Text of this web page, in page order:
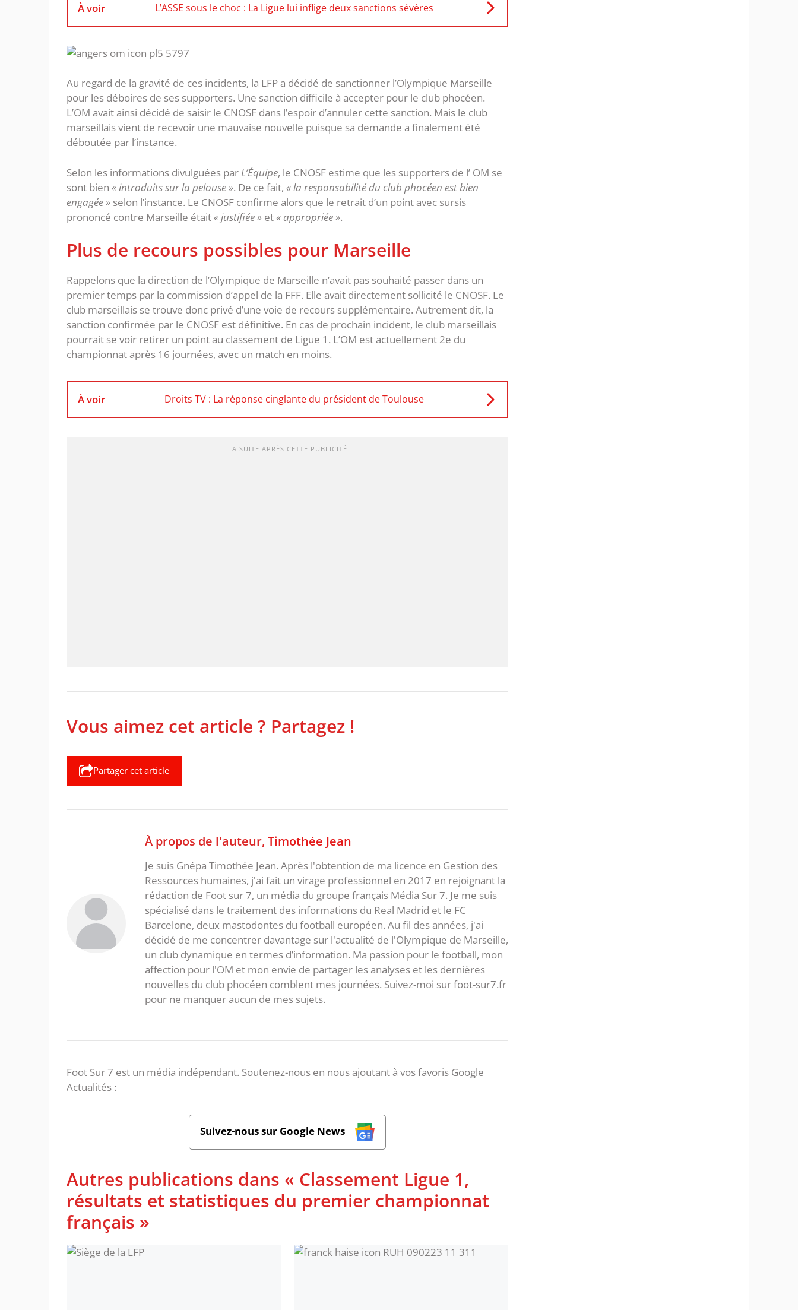
À voir L’ASSE sous le choc : La Ligue lui inflige deux sanctions sévères
Au regard de la gravité de ces incidents, la LFP a décidé de sanctionner l’Olympique Marseille
pour les déboires de ses supporters. Une sanction difficile à accepter pour le club phocéen.
L’OM avait ainsi décidé de saisir le CNOSF dans l’espoir d’annuler cette sanction. Mais le club
marseillais vient de recevoir une mauvaise nouvelle puisque sa demande a finalement été
déboutée par l’instance.
Selon les informations divulguées par L’Équipe, le CNOSF estime que les supporters de l’ OM se
sont bien « introduits sur la pelouse ». De ce fait, « la responsabilité du club phocéen est bien
engagée » selon l’instance. Le CNOSF confirme alors que le retrait d’un point avec sursis
prononcé contre Marseille était« justifiée » et« appropriée ».
Plus de recours possibles pour Marseille
Rappelons que la direction de l’Olympique de Marseille n’avait pas souhaité passer dans un
premier temps par la commission d’appel de la FFF. Elle avait directement sollicité le CNOSF. Le
club marseillais se trouve donc privé d’une voie de recours supplémentaire. Autrement dit, la
sanction confirmée par le CNOSF est définitive. En cas de prochain incident, le club marseillais
pourrait se voir retirer un point au classement de Ligue 1. L’OM est actuellement 2e du
championnat après 16 journées, avec un match en moins.
À voir Droits TV : La réponse cinglante du président de Toulouse
LA SUITE APRÈS CETTE PUBLICITÉ
Vous aimez cet article ? Partagez !
Partager cet article
À propos de l'auteur, Timothée Jean
Je suis Gnépa Timothée Jean. Après l'obtention de ma licence en Gestion des
Ressources humaines, j'ai fait un virage professionnel en 2017 en rejoignant la
rédaction de Foot sur 7, un média du groupe français Média Sur 7. Je me suis
spécialisé dans le traitement des informations du Real Madrid et le FC
Barcelone, deux mastodontes du football européen. Au fil des années, j'ai
décidé de me concentrer davantage sur l'actualité de l'Olympique de Marseille,
un club dynamique en termes d’information. Ma passion pour le football, mon
affection pour l'OM et mon envie de partager les analyses et les dernières
nouvelles du club phocéen comblent mes journées. Suivez-moi sur foot-sur7.fr
pour ne manquer aucun de mes sujets.
Foot Sur 7 est un média indépendant. Soutenez-nous en nous ajoutant à vos favoris Google
Actualités :
Suivez-nous sur Google News
Autres publications dans « Classement Ligue 1,
résultats et statistiques du premier championnat
français »